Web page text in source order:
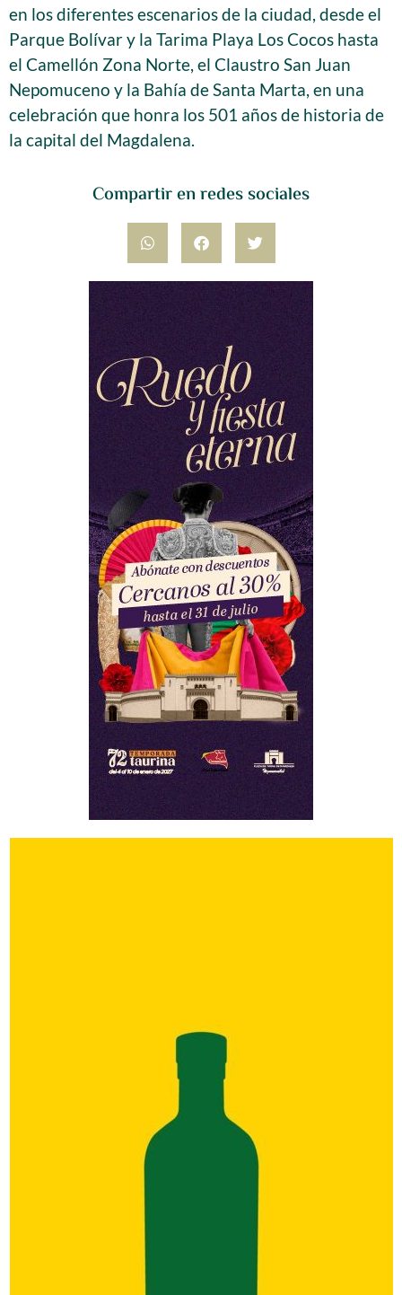
Compartir en redes sociales
en los diferentes escenarios de la ciudad, desde el
Parque Bolívar y la Tarima Playa Los Cocos hasta
el Camellón Zona Norte, el Claustro San Juan
Nepomuceno y la Bahía de Santa Marta, en una
celebración que honra los 501 años de historia de
la capital del Magdalena.